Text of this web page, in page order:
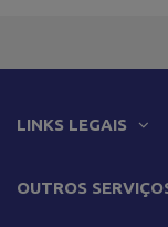
LINKS LEGAIS
OUTROS